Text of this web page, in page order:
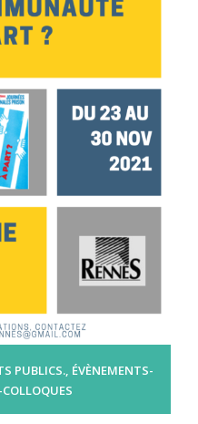
PUBLICS., ÉVÈNEMENTS-
COLLOQUES